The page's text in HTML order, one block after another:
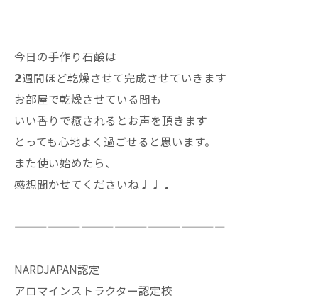
今日の手作り石鹸は
𝟮週間ほど乾燥させて完成させていきます
お部屋で乾燥させている間も
いい香りで癒されるとお声を頂きます
とっても心地よく過ごせると思います。
また使い始めたら、
感想聞かせてくださいね♩♩♩
———————————————————
NARDJAPAN認定
アロマインストラクター認定校